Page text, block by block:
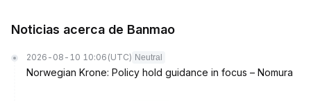
Noticias acerca de Banmao
2026-08-10 10:06 (UTC) Neutral
Norwegian Krone: Policy hold guidance in focus – Nomura